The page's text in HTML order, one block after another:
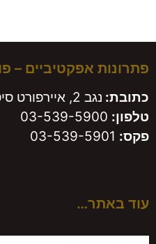
פתרונות אפקטיביים –
כתובת: נגב 2, איירפורט סיטי, 7019900
טלפון: 03-539-5900
פקס:
עוד באתר…